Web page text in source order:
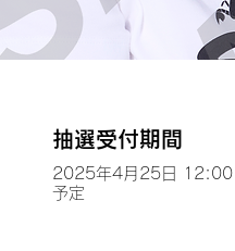
抽選受付期間
2025年4月25日
予定